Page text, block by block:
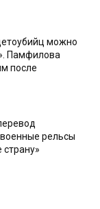
можно
Памфилова
после
рельсы